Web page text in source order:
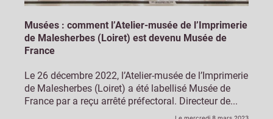
Musées : comment l’Atelier-musée de l’Imprimerie
de Malesherbes (Loiret) est devenu Musée de
France
Le 26 décembre 2022, l’Atelier-musée de l’Imprimerie
de Malesherbes (Loiret) a été labellisé Musée de
France par a reçu arrêté préfectoral. Directeur de...